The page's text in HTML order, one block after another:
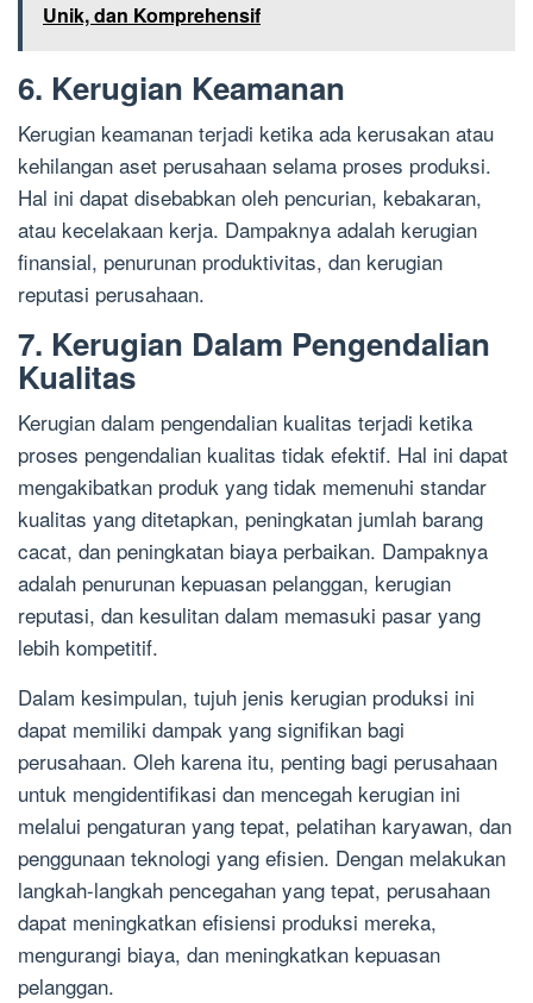
Unik, dan Komprehensif
6. Kerugian Keamanan
Kerugian keamanan terjadi ketika ada kerusakan atau
kehilangan aset perusahaan selama proses produksi.
Hal ini dapat disebabkan oleh pencurian, kebakaran,
atau kecelakaan kerja. Dampaknya adalah kerugian
finansial, penurunan produktivitas, dan kerugian
reputasi perusahaan.
7. Kerugian Dalam Pengendalian
Kualitas
Kerugian dalam pengendalian kualitas terjadi ketika
proses pengendalian kualitas tidak efektif. Hal ini dapat
mengakibatkan produk yang tidak memenuhi standar
kualitas yang ditetapkan, peningkatan jumlah barang
cacat, dan peningkatan biaya perbaikan. Dampaknya
adalah penurunan kepuasan pelanggan, kerugian
reputasi, dan kesulitan dalam memasuki pasar yang
lebih kompetitif.
Dalam kesimpulan, tujuh jenis kerugian produksi ini
dapat memiliki dampak yang signifikan bagi
perusahaan. Oleh karena itu, penting bagi perusahaan
untuk mengidentifikasi dan mencegah kerugian ini
melalui pengaturan yang tepat, pelatihan karyawan, dan
penggunaan teknologi yang efisien. Dengan melakukan
langkah-langkah pencegahan yang tepat, perusahaan
dapat meningkatkan efisiensi produksi mereka,
mengurangi biaya, dan meningkatkan kepuasan
pelanggan.